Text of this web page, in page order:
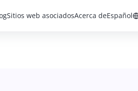
Sitios web asociadosAcerca deEspañol